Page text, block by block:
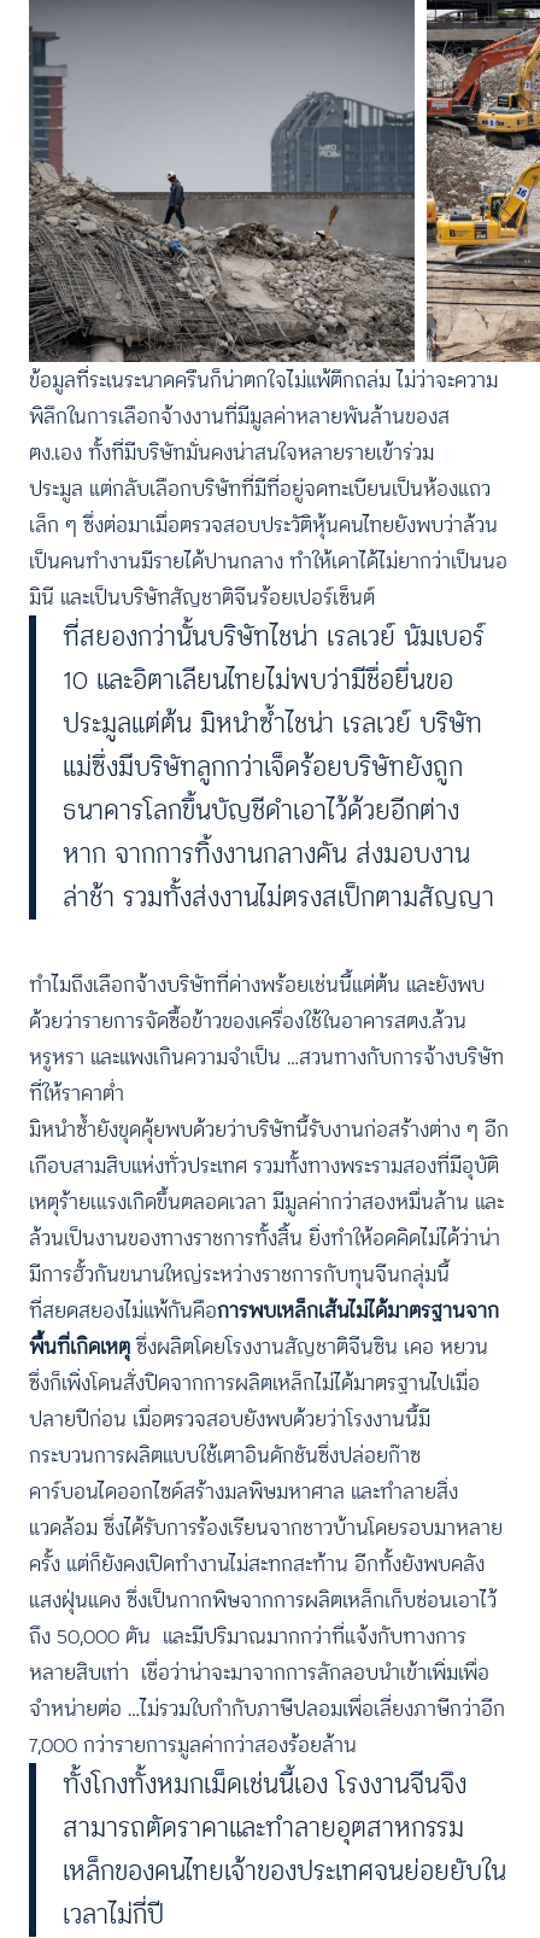
ข้อมูลที่ระเนระนาดครืนก็น่าตกใจไม่แพ้ตึกถล่ม ไม่ว่าจะความ
พิลึกในการเลือกจ้างงานที่มีมูลค่าหลายพันล้านของส
ตง.เอง ทั้งที่มีบริษัทมั่นคงน่าสนใจหลายรายเข้าร่วม
ประมูล แต่กลับเลือกบริษัทที่มีที่อยู่จดทะเบียนเป็นห้องแถว
เล็ก ๆ ซึ่งต่อมาเมื่อตรวจสอบประวัติหุ้นคนไทยยังพบว่าล้วน
เป็นคนทำงานมีรายได้ปานกลาง ทำให้เดาได้ไม่ยากว่าเป็นนอ
มินี และเป็นบริษัทสัญชาติจีนร้อยเปอร์เซ็นต์
ที่สยองกว่านั้นบริษัทไชน่า เรลเวย์ นัมเบอร์
10 และอิตาเลียนไทยไม่พบว่ามีชื่อยื่นขอ
ประมูลแต่ต้น มิหนำซ้ำไชน่า เรลเวย์ บริษัท
แม่ซึ่งมีบริษัทลูกกว่าเจ็ดร้อยบริษัทยังถูก
ธนาคารโลกขึ้นบัญชีดำเอาไว้ด้วยอีกต่าง
หาก จากการทิ้งงานกลางคัน ส่งมอบงาน
ล่าช้า รวมทั้งส่งงานไม่ตรงสเป็กตามสัญญา
ทำไมถึงเลือกจ้างบริษัทที่ด่างพร้อยเช่นนี้แต่ต้น และยังพบ
ด้วยว่ารายการจัดซื้อข้าวของเครื่องใช้ในอาคารสตง.ล้วน
หรูหรา และแพงเกินความจำเป็น …สวนทางกับการจ้างบริษัท
ที่ให้ราคาต่ำ
มิหนำซ้ำยังขุดคุ้ยพบด้วยว่าบริษัทนี้รับงานก่อสร้างต่าง ๆ อีก
เกือบสามสิบแห่งทั่วประเทศ รวมทั้งทางพระรามสองที่มีอุบัติ
เหตุร้ายเแรงเกิดขึ้นตลอดเวลา มีมูลค่ากว่าสองหมื่นล้าน และ
ล้วนเป็นงานของทางราชการทั้งสิ้น ยิ่งทำให้อดคิดไม่ได้ว่าน่า
มีการฮั้วกันขนานใหญ่ระหว่างราชการกับทุนจีนกลุ่มนี้
ที่สยดสยองไม่แพ้กันคือการพบเหล็กเส้นไม่ได้มาตรฐานจาก
พื้นที่เกิดเหตุซึ่งผลิตโดยโรงงานสัญชาติจีนซิน เคอ หยวน
ซึ่งก็เพิ่งโดนสั่งปิดจากการผลิตเหล็กไม่ได้มาตรฐานไปเมื่อ
ปลายปีก่อน เมื่อตรวจสอบยังพบด้วยว่าโรงงานนี้มี
กระบวนการผลิตแบบใช้เตาอินดักชันซึ่งปล่อยก๊าซ
คาร์บอนไดออกไซด์สร้างมลพิษมหาศาล และทำลายสิ่ง
แวดล้อม ซึ่งได้รับการร้องเรียนจากชาวบ้านโดยรอบมาหลาย
ครั้ง แต่ก็ยังคงเปิดทำงานไม่สะทกสะท้าน อีกทั้งยังพบคลัง
แสงฝุ่นแดง ซึ่งเป็นกากพิษจากการผลิตเหล็กเก็บซ่อนเอาไว้
ถึง 50,000 ตัน และมีปริมาณมากกว่าที่แจ้งกับทางการ
หลายสิบเท่า เชื่อว่าน่าจะมาจากการลักลอบนำเข้าเพิ่มเพื่อ
จำหน่ายต่อ …ไม่รวมใบกำกับภาษีปลอมเพื่อเลี่ยงภาษีกว่าอีก
7,000 กว่ารายการมูลค่ากว่าสองร้อยล้าน
ทั้งโกงทั้งหมกเม็ดเช่นนี้เอง โรงงานจีนจึง
สามารถตัดราคาและทำลายอุตสาหกรรม
เหล็กของคนไทยเจ้าของประเทศจนย่อยยับใน
เวลาไม่กี่ปี